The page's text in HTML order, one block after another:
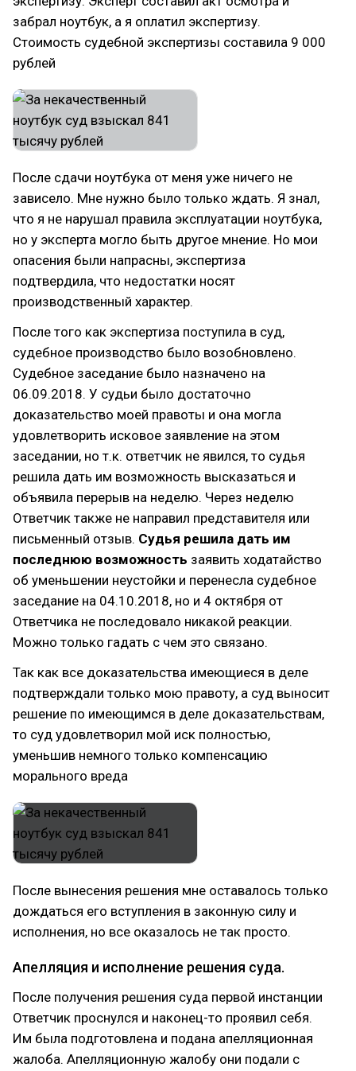
забрал ноутбук, а я оплатил экспертизу.
Стоимость судебной экспертизы составила 9 000
рублей
После сдачи ноутбука от меня уже ничего не
зависело. Мне нужно было только ждать. Я знал,
что я не нарушал правила эксплуатации ноутбука,
но у эксперта могло быть другое мнение. Но мои
опасения были напрасны, экспертиза
подтвердила, что недостатки носят
производственный характер.
После того как экспертиза поступила в суд,
судебное производство было возобновлено.
Судебное заседание было назначено на
06.09.2018. У судьи было достаточно
доказательство моей правоты и она могла
удовлетворить исковое заявление на этом
заседании, но т.к. ответчик не явился, то судья
решила дать им возможность высказаться и
объявила перерыв на неделю. Через неделю
Ответчик также не направил представителя или
письменный отзыв. Судья решила дать им
последнюю возможность заявить ходатайство
об уменьшении неустойки и перенесла судебное
заседание на 04.10.2018, но и 4 октября от
Ответчика не последовало никакой реакции.
Можно только гадать с чем это связано.
Так как все доказательства имеющиеся в деле
подтверждали только мою правоту, а суд выносит
решение по имеющимся в деле доказательствам,
то суд удовлетворил мой иск полностью,
уменьшив немного только компенсацию
морального вреда
После вынесения решения мне оставалось только
дождаться его вступления в законную силу и
исполнения, но все оказалось не так просто.
Апелляция и исполнение решения суда.
После получения решения суда первой инстанции
Ответчик проснулся и наконец-то проявил себя.
Им была подготовлена и подана апелляционная
жалоба. Апелляционную жалобу они подали с